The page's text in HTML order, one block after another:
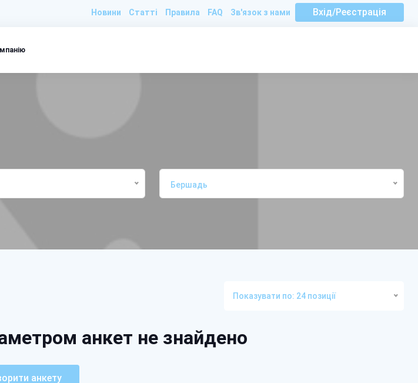
Новини Статті Правила FAQ Зв'язок з нами Вхід/Реєстрація
Бершадь
Показувати по: 24 позиції
анкет не знайдено
анкету